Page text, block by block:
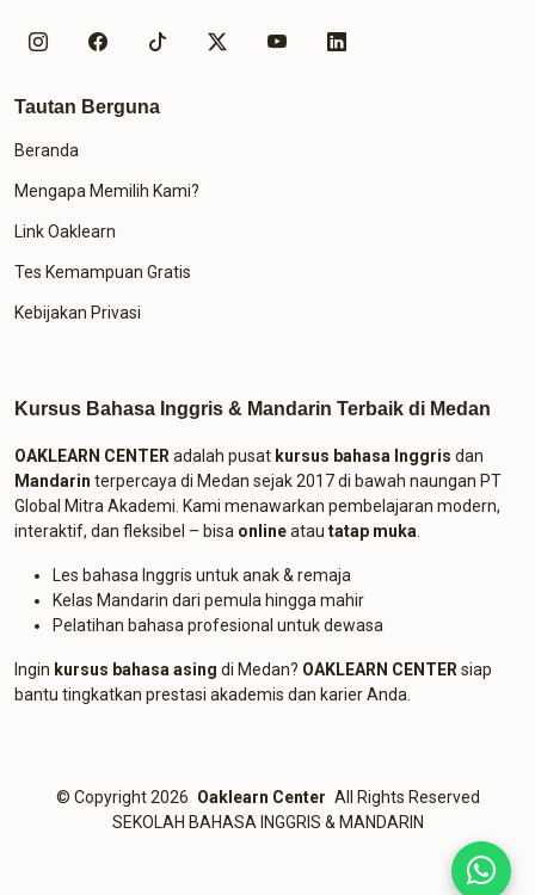
Tautan Berguna
Beranda
Mengapa Memilih Kami?
Link Oaklearn
Tes Kemampuan Gratis
Kebijakan Privasi
Kursus Bahasa Inggris & Mandarin Terbaik di Medan
OAKLEARN CENTERadalah pusat kursus bahasa Inggris dan
Mandarin terpercaya di Medan sejak 2017 di bawah naungan PT
Global Mitra Akademi. Kami menawarkan pembelajaran modern,
interaktif, dan fleksibel – bisa onlineatau tatap muka.
Les bahasa Inggris untuk anak & remaja
Kelas Mandarin dari pemula hingga mahir
Pelatihan bahasa profesional untuk dewasa
Ingin kursus bahasa asing di Medan? OAKLEARN CENTERsiap
bantu tingkatkan prestasi akademis dan karier Anda.
© Copyright 2026 Oaklearn Center All Rights Reserved
SEKOLAH BAHASA INGGRIS & MANDARIN